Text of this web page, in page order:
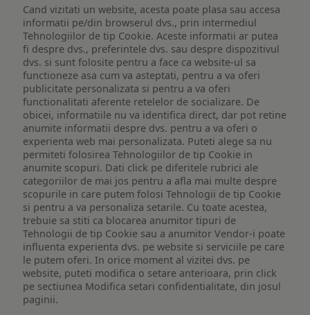
Cand vizitati un website, acesta poate plasa sau accesa
informatii pe/din browserul dvs., prin intermediul
Tehnologiilor de tip Cookie. Aceste informatii ar putea
fi despre dvs., preferintele dvs. sau despre dispozitivul
dvs. si sunt folosite pentru a face ca website-ul sa
functioneze asa cum va asteptati, pentru a va oferi
publicitate personalizata si pentru a va oferi
functionalitati aferente retelelor de socializare. De
obicei, informatiile nu va identifica direct, dar pot retine
anumite informatii despre dvs. pentru a va oferi o
experienta web mai personalizata. Puteti alege sa nu
permiteti folosirea Tehnologiilor de tip Cookie in
anumite scopuri. Dati click pe diferitele rubrici ale
categoriilor de mai jos pentru a afla mai multe despre
scopurile in care putem folosi Tehnologii de tip Cookie
si pentru a va personaliza setarile. Cu toate acestea,
trebuie sa stiti ca blocarea anumitor tipuri de
Tehnologii de tip Cookie sau a anumitor Vendor-i poate
influenta experienta dvs. pe website si serviciile pe care
le putem oferi. In orice moment al vizitei dvs. pe
website, puteti modifica o setare anterioara, prin click
pe sectiunea Modifica setari confidentialitate, din josul
paginii.